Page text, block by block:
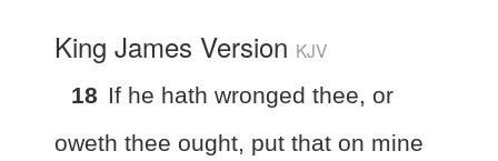
King James Version KJV
18 If he hath wronged thee, or
oweth thee ought, put that on mine